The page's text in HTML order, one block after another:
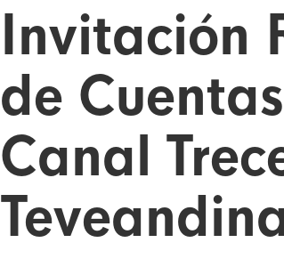
Invitación
de
Canal